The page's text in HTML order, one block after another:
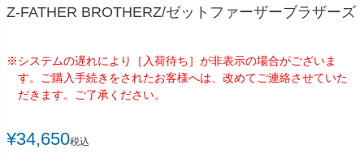
Z-FATHER BROTHERZ/ゼットファーザーブラザーズ
※システムの遅れにより［入荷待ち］が非表示の場合がございま
す。ご購入手続きをされたお客様へは、改めてご連絡させていた
だきます。ご了承ください。
¥34,650税込